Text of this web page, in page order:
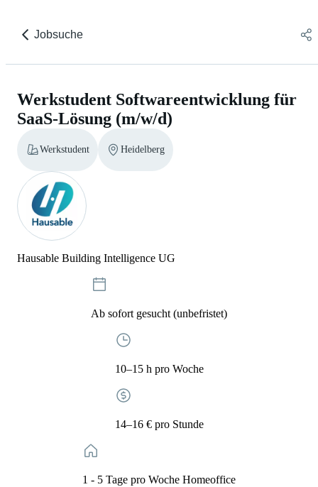
Jobsuche
Werkstudent Softwareentwicklung für
SaaS-Lösung (m/w/d)
Werkstudent Heidelberg
Hausable Building Intelligence UG
Ab sofort gesucht (unbefristet)
10–15 h pro Woche
14–16 € pro Stunde
1 - 5 Tage pro Woche Homeoffice